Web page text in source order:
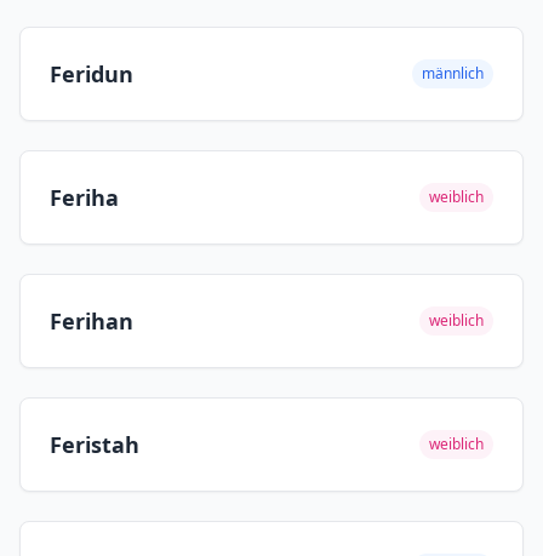
Feridun männlich
Feriha weiblich
Ferihan weiblich
Feristah weiblich